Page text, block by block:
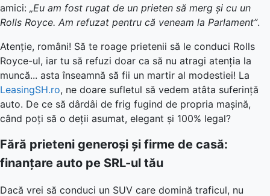
amici: „Eu am fost rugat de un prieten să merg și cu un
Rolls Royce. Am refuzat pentru că veneam la Parlament”.
Atenție, români! Să te roage prietenii să le conduci Rolls
Royce-ul, iar tu să refuzi doar ca să nu atragi atenția la
muncă... asta înseamnă să fii un martir al modestiei! La
LeasingSH.ro, ne doare sufletul să vedem atâta suferință
auto. De ce să dârdâi de frig fugind de propria mașină,
când poți să o deții asumat, elegant și 100% legal?
Fără prieteni generoși și firme de casă:
finanțare auto pe SRL-ul tău
Dacă vrei să conduci un SUV care domină traficul, nu